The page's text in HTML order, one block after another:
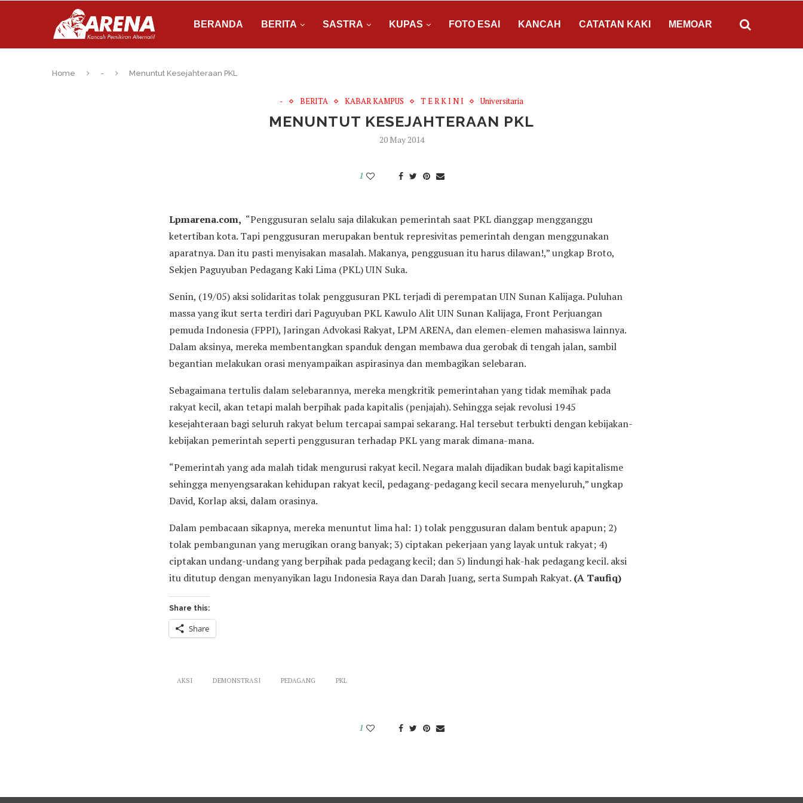
BERANDA BERITA SASTRA KUPAS FOTO ESAI KANCAH CATATAN KAKI MEMOAR
Home - Menuntut Kesejahteraan PKL
- BERITA KABAR KAMPUS T E R K I N I Universitaria
MENUNTUT KESEJAHTERAAN PKL
20 May 2014
1
Lpmarena.com, “Penggusuran selalu saja dilakukan pemerintah saat PKL dianggap mengganggu
ketertiban kota. Tapi penggusuran merupakan bentuk represivitas pemerintah dengan menggunakan
aparatnya. Dan itu pasti menyisakan masalah. Makanya, penggusuan itu harus dilawan!,” ungkap Broto,
Sekjen Paguyuban Pedagang Kaki Lima (PKL) UIN Suka.
Senin, (19/05) aksi solidaritas tolak penggusuran PKL terjadi di perempatan UIN Sunan Kalijaga. Puluhan
massa yang ikut serta terdiri dari Paguyuban PKL Kawulo Alit UIN Sunan Kalijaga, Front Perjuangan
pemuda Indonesia (FPPI), Jaringan Advokasi Rakyat, LPM ARENA, dan elemen-elemen mahasiswa lainnya.
Dalam aksinya, mereka membentangkan spanduk dengan membawa dua gerobak di tengah jalan, sambil
begantian melakukan orasi menyampaikan aspirasinya dan membagikan selebaran.
Sebagaimana tertulis dalam selebarannya, mereka mengkritik pemerintahan yang tidak memihak pada
rakyat kecil, akan tetapi malah berpihak pada kapitalis (penjajah). Sehingga sejak revolusi 1945
kesejahteraan bagi seluruh rakyat belum tercapai sampai sekarang. Hal tersebut terbukti dengan kebijakan-
kebijakan pemerintah seperti penggusuran terhadap PKL yang marak dimana-mana.
“Pemerintah yang ada malah tidak mengurusi rakyat kecil. Negara malah dijadikan budak bagi kapitalisme
sehingga menyengsarakan kehidupan rakyat kecil, pedagang-pedagang kecil secara menyeluruh,” ungkap
David, Korlap aksi, dalam orasinya.
Dalam pembacaan sikapnya, mereka menuntut lima hal: 1) tolak penggusuran dalam bentuk apapun; 2)
tolak pembangunan yang merugikan orang banyak; 3) ciptakan pekerjaan yang layak untuk rakyat; 4)
ciptakan undang-undang yang berpihak pada pedagang kecil; dan 5) lindungi hak-hak pedagang kecil. aksi
itu ditutup dengan menyanyikan lagu Indonesia Raya dan Darah Juang, serta Sumpah Rakyat. (A Taufiq)
Share this:
Share
AKSI DEMONSTRASI PEDAGANG PKL
1